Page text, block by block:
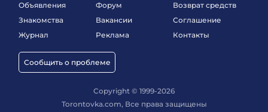
Объявления
Знакомства
Журнал
Сообщить о проблеме
Форум
Вакансии
Реклама
Возврат средств
Соглашение
Контакты
Copyright © 1999-2026
Torontovka.com, Все права защищены